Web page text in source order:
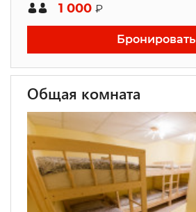
1 000 ₽
Бронировать
Общая комната